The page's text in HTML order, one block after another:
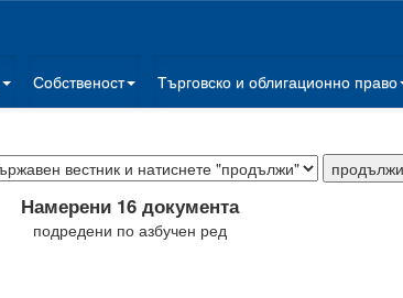
Собственост Търговско и облигационно право
Намерени 16 документа
подредени по азбучен ред